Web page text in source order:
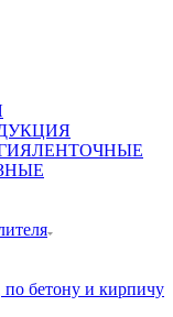
ЛЕНТОЧНЫЕ
бетону и кирпичу